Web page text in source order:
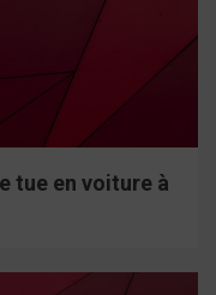
tue en voiture à